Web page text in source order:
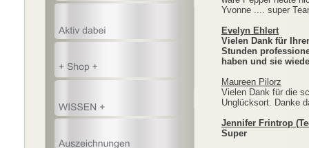
Yvonne .... super
Evelyn Ehlert
Vielen Dank für
Stunden
haben und sie
Maureen Pilorz
Vielen Dank für die
Unglücksort. Danke
Jennifer Frintrop
Super